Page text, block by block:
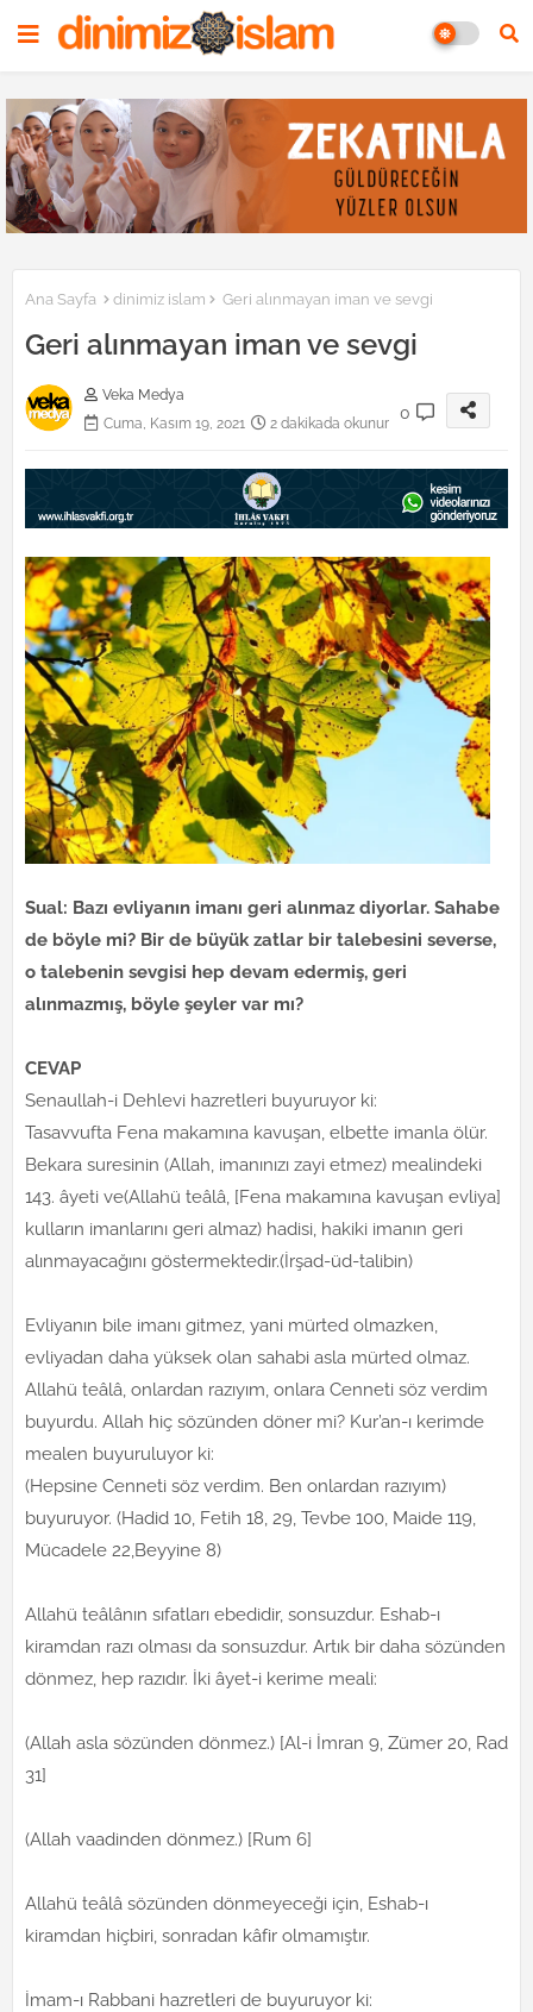
Ana Sayfa dinimiz islam Geri alınmayan iman ve sevgi
Geri alınmayan iman ve sevgi
Veka Medya
Cuma, Kasım 19, 2021
2 dakikada okunur
0
Sual: Bazı evliyanın imanı geri alınmaz diyorlar. Sahabe
de böyle mi? Bir de büyük zatlar bir talebesini severse,
o talebenin sevgisi hep devam edermiş, geri
alınmazmış, böyle şeyler var mı?
CEVAP
Senaullah-i Dehlevi hazretleri buyuruyor ki:
Tasavvufta Fena makamına kavuşan, elbette imanla ölür.
Bekara suresinin (Allah, imanınızı zayi etmez) mealindeki
143. âyeti ve(Allahü teâlâ, [Fena makamına kavuşan evliya]
kulların imanlarını geri almaz) hadisi, hakiki imanın geri
alınmayacağını göstermektedir.(İrşad-üd-talibin)
Evliyanın bile imanı gitmez, yani mürted olmazken,
evliyadan daha yüksek olan sahabi asla mürted olmaz.
Allahü teâlâ, onlardan razıyım, onlara Cenneti söz verdim
buyurdu. Allah hiç sözünden döner mi? Kur’an-ı kerimde
mealen buyuruluyor ki:
(Hepsine Cenneti söz verdim. Ben onlardan razıyım)
buyuruyor. (Hadid 10, Fetih 18, 29, Tevbe 100, Maide 119,
Mücadele 22,Beyyine 8)
Allahü teâlânın sıfatları ebedidir, sonsuzdur. Eshab-ı
kiramdan razı olması da sonsuzdur. Artık bir daha sözünden
dönmez, hep razıdır. İki âyet-i kerime meali:
(Allah asla sözünden dönmez.) [Al-i İmran 9, Zümer 20, Rad
31]
(Allah vaadinden dönmez.) [Rum 6]
Allahü teâlâ sözünden dönmeyeceği için, Eshab-ı
kiramdan hiçbiri, sonradan kâfir olmamıştır.
İmam-ı Rabbani hazretleri de buyuruyor ki: